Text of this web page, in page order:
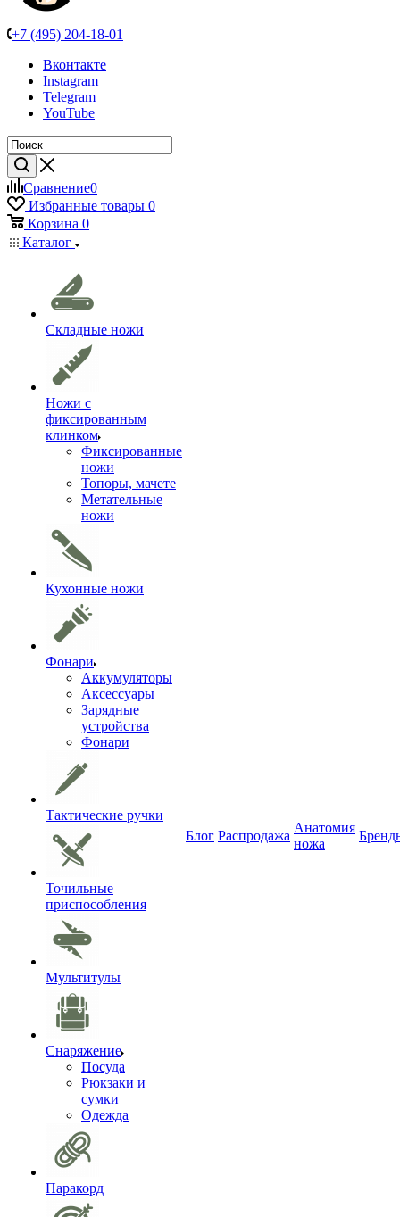
+7 (495) 204-18-01
Вконтакте
Instagram
Telegram
YouTube
Сравнение0
Избранные товары 0
Корзина 0
Каталог
Складные ножи
Ножи с
фиксированным
клинком
Фиксированные
ножи
Топоры, мачете
Метательные
ножи
Кухонные ножи
Фонари
Аккумуляторы
Аксессуары
Зарядные
устройства
Фонари
Тактические ручки
Точильные
приспособления
Мультитулы
Снаряжение
Посуда
Рюкзаки и
сумки
Одежда
Паракорд
Блог Распродажа
Анатомия
ножа